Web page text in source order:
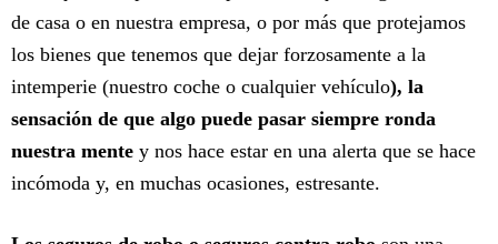
de casa o en nuestra empresa, o por más que protejamos
los bienes que tenemos que dejar forzosamente a la
intemperie (nuestro coche o cualquier vehículo), la
sensación de que algo puede pasar siempre ronda
nuestra mente y nos hace estar en una alerta que se hace
incómoda y, en muchas ocasiones, estresante.